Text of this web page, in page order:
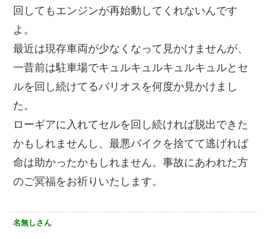
回してもエンジンが再始動してくれないんです
よ。
最近は現存車両が少なくなって見かけませんが、
一昔前は駐車場でキュルキュルキュルキュルとセ
ルを回し続けてるバリオスを何度か見かけまし
た。
ローギアに入れてセルを回し続ければ脱出できた
かもしれませんし、最悪バイクを捨てて逃げれば
命は助かったかもしれません。事故にあわれた方
のご冥福をお祈りいたします。
名無しさん